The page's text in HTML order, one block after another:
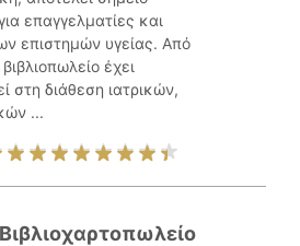
επαγγελματίες και
επιστημών υγείας. Από
έχει
στη διάθεση ιατρικών,
...